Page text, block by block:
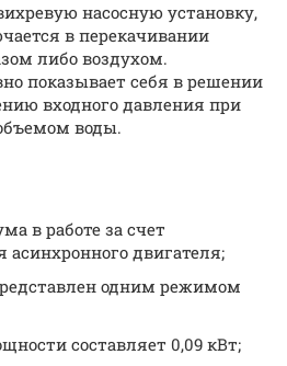
насосную установку,
в перекачивании
либо воздухом.
показывает себя в решении
входного давления при
воды.
в работе за счет
асинхронного двигателя;
одним режимом
составляет 0,09 кВт;